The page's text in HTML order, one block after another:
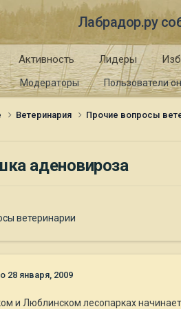
Лабрадор.ру
Модераторы Пользователи
Активность Лидеры
Ветеринария Прочие вопросы
аденовироза
ветеринарии
28 января, 2009
и Люблинском лесопарках